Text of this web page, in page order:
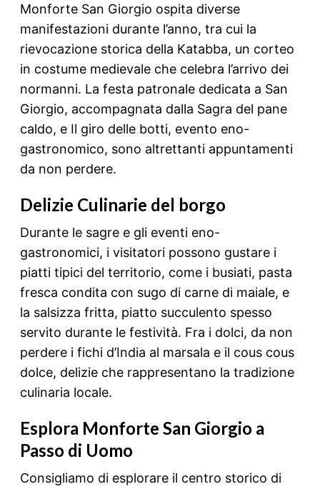
Monforte San Giorgio ospita diverse
manifestazioni durante l’anno, tra cui la
rievocazione storica della Katabba, un corteo
in costume medievale che celebra l’arrivo dei
normanni. La festa patronale dedicata a San
Giorgio, accompagnata dalla Sagra del pane
caldo, e Il giro delle botti, evento eno-
gastronomico, sono altrettanti appuntamenti
da non perdere.
Delizie Culinarie del borgo
Durante le sagre e gli eventi eno-
gastronomici, i visitatori possono gustare i
piatti tipici del territorio, come i busiati, pasta
fresca condita con sugo di carne di maiale, e
la salsizza fritta, piatto succulento spesso
servito durante le festività. Fra i dolci, da non
perdere i fichi d’India al marsala e il cous cous
dolce, delizie che rappresentano la tradizione
culinaria locale.
Esplora Monforte San Giorgio a
Passo di Uomo
Consigliamo di esplorare il centro storico di